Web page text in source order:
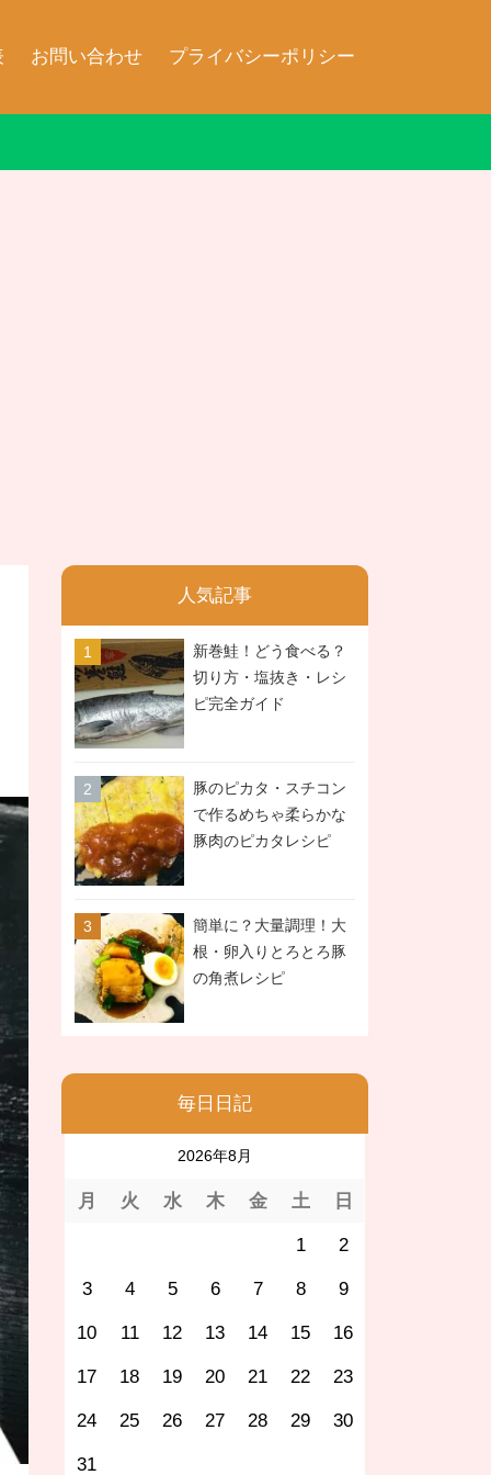
お問い合わせ プライバシーポリシー
人気記事
新巻鮭！どう食べる？
切り方・塩抜き・レシ
ピ完全ガイド
豚のピカタ・スチコン
で作るめちゃ柔らかな
豚肉のピカタレシピ
簡単に？大量調理！大
根・卵入りとろとろ豚
の角煮レシピ
毎日日記
2026年8月
月 火 水 木 金 土 日
1 2
3 4 5 6 7 8 9
10 11 12 13 14 15 16
17 18 19 20 21 22 23
24 25 26 27 28 29 30
31